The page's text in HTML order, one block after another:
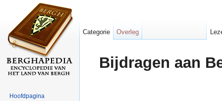
Bijdragen aan
Categorie Overleg
Hoofdpagina